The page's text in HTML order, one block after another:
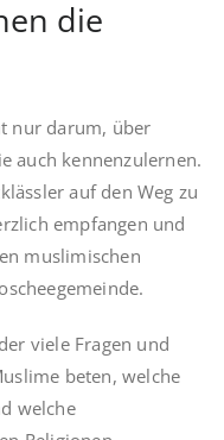
die
nur darum, über
auch kennenzulernen.
auf den Weg zu
empfangen und
muslimischen
viele Fragen und
beten, welche
welche